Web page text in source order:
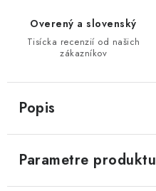
Overený a slovenský
Tisícka recenzií od našich
zákazníkov
Popis
Parametre produktu